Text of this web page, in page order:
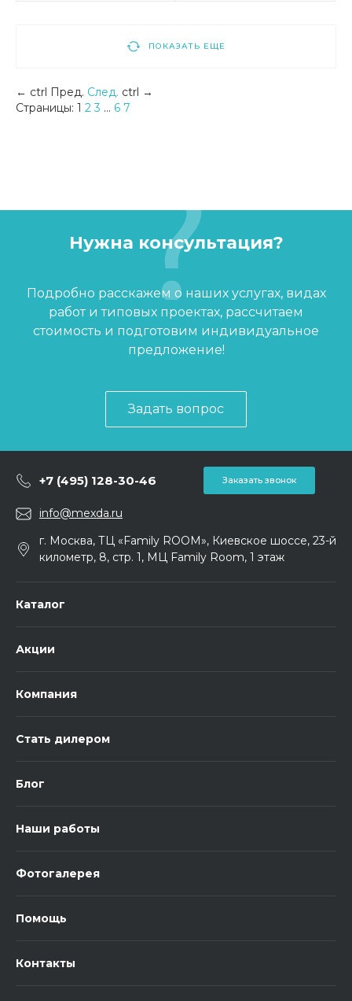
ПОКАЗАТЬ ЕЩЕ
← ctrl Пред. След. ctrl →
Страницы: 1 2 3 ... 6 7
Нужна консультация?
Подробно расскажем о наших услугах, видах
работ и типовых проектах, рассчитаем
стоимость и подготовим индивидуальное
предложение!
Задать вопрос
+7 (495) 128-30-46 Заказать звонок
info@mexda.ru
г. Москва, ТЦ «Family ROOM», Киевское шоссе, 23-й
километр, 8, стр. 1, МЦ Family Room, 1 этаж
Каталог
Акции
Компания
Стать дилером
Блог
Наши работы
Фотогалерея
Помощь
Контакты